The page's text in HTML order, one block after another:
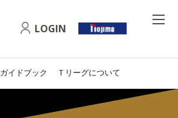
LOGIN
ガイドブック Ｔリーグについて